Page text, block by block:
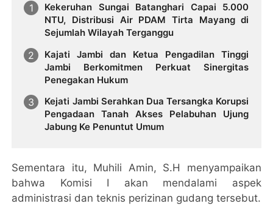
Kekeruhan Sungai Batanghari Capai 5.000
NTU, Distribusi Air PDAM Tirta Mayang di
Sejumlah Wilayah Terganggu
Kajati Jambi dan Ketua Pengadilan Tinggi
Jambi Berkomitmen Perkuat Sinergitas
Penegakan Hukum
Kejati Jambi Serahkan Dua Tersangka Korupsi
Pengadaan Tanah Akses Pelabuhan Ujung
Jabung Ke Penuntut Umum
Sementara itu, Muhili Amin, S.H menyampaikan
bahwa Komisi I akan mendalami aspek
administrasi dan teknis perizinan gudang tersebut.